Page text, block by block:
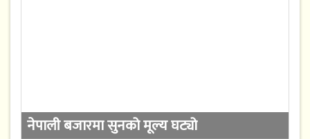
नेपाली बजारमा सुनको मूल्य घट्यो